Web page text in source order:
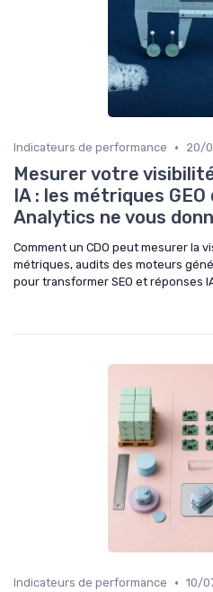
Indicateurs de performance • 20/
Mesurer votre
IA : les métriques GEO
Analytics ne vous
Comment un CDO peut mesurer la
métriques, audits des moteurs
pour transformer SEO et réponses
Indicateurs de performance • 10/